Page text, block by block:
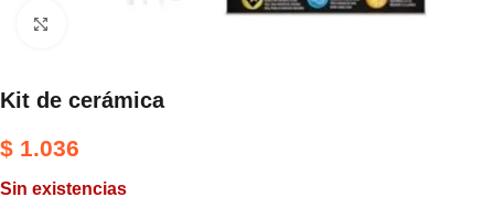
Kit de cerámica
$ 1.036
Sin existencias